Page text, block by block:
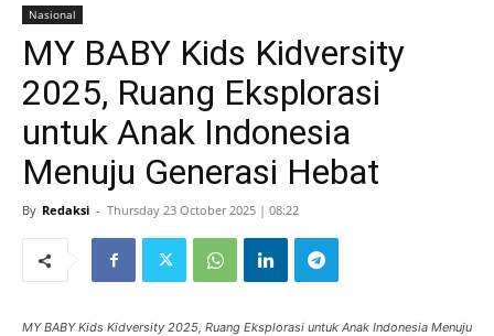
Nasional
MY BABY Kids Kidversity
2025, Ruang Eksplorasi
untuk Anak Indonesia
Menuju Generasi Hebat
By Redaksi - Thursday 23 October 2025 | 08:22
MY BABY Kids Kidversity 2025, Ruang Eksplorasi untuk Anak Indonesia Menuju